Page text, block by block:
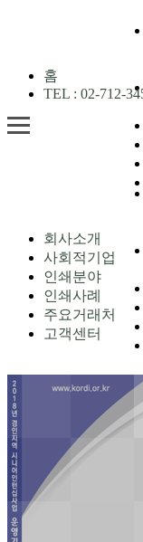
홈
TEL : 02-712-
회사소개
사회적기업
인쇄분야
인쇄사례
주요거래처
고객센터